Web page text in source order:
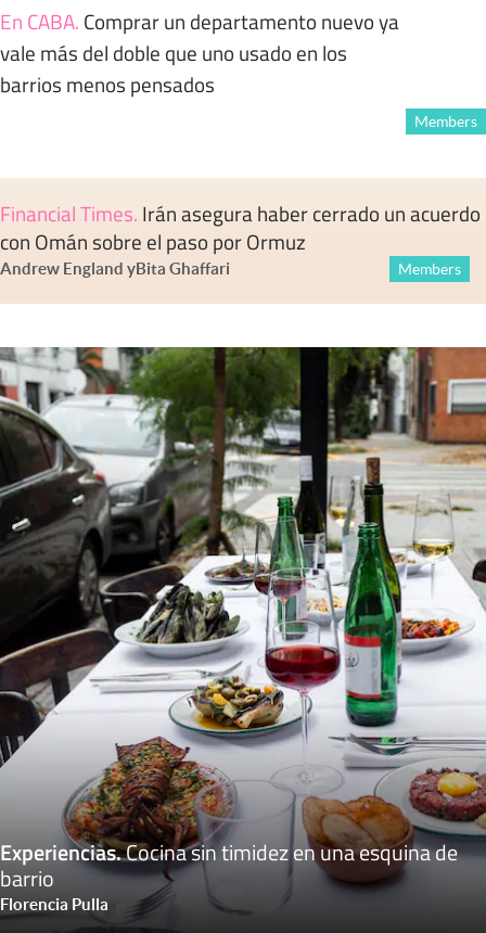
En CABA. Comprar un departamento nuevo ya
vale más del doble que uno usado en los
barrios menos pensados
Members
Financial Times. Irán asegura haber cerrado un acuerdo
con Omán sobre el paso por Ormuz
Andrew England yBita Ghaffari Members
Experiencias.Cocina sin timidez en una esquina de
barrio
Florencia Pulla